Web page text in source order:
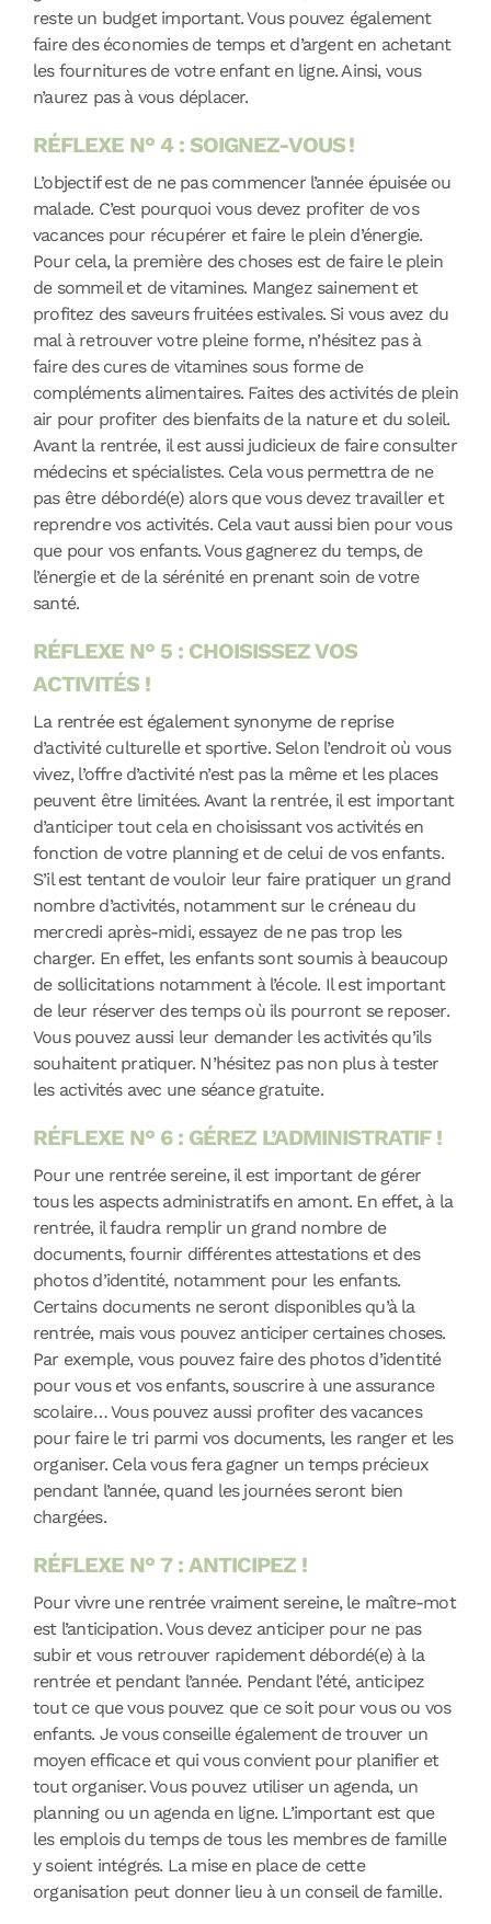
reste un budget important. Vous pouvez également
faire des économies de temps et d’argent en achetant
les fournitures de votre enfant en ligne. Ainsi, vous
n’aurez pas à vous déplacer.
RÉFLEXE N° 4 : SOIGNEZ-VOUS !
L’objectif est de ne pas commencer l’année épuisée ou
malade. C’est pourquoi vous devez profiter de vos
vacances pour récupérer et faire le plein d’énergie.
Pour cela, la première des choses est de faire le plein
de sommeil et de vitamines. Mangez sainement et
profitez des saveurs fruitées estivales. Si vous avez du
mal à retrouver votre pleine forme, n’hésitez pas à
faire des cures de vitamines sous forme de
compléments alimentaires. Faites des activités de plein
air pour profiter des bienfaits de la nature et du soleil.
Avant la rentrée, il est aussi judicieux de faire consulter
médecins et spécialistes. Cela vous permettra de ne
pas être débordé(e) alors que vous devez travailler et
reprendre vos activités. Cela vaut aussi bien pour vous
que pour vos enfants. Vous gagnerez du temps, de
l’énergie et de la sérénité en prenant soin de votre
santé.
RÉFLEXE N° 5 : CHOISISSEZ VOS
ACTIVITÉS !
La rentrée est également synonyme de reprise
d’activité culturelle et sportive. Selon l’endroit où vous
vivez, l’offre d’activité n’est pas la même et les places
peuvent être limitées. Avant la rentrée, il est important
d’anticiper tout cela en choisissant vos activités en
fonction de votre planning et de celui de vos enfants.
S’il est tentant de vouloir leur faire pratiquer un grand
nombre d’activités, notamment sur le créneau du
mercredi après-midi, essayez de ne pas trop les
charger. En effet, les enfants sont soumis à beaucoup
de sollicitations notamment à l’école. Il est important
de leur réserver des temps où ils pourront se reposer.
Vous pouvez aussi leur demander les activités qu’ils
souhaitent pratiquer. N’hésitez pas non plus à tester
les activités avec une séance gratuite.
RÉFLEXE N° 6 : GÉREZ L’ADMINISTRATIF !
Pour une rentrée sereine, il est important de gérer
tous les aspects administratifs en amont. En effet, à la
rentrée, il faudra remplir un grand nombre de
documents, fournir différentes attestations et des
photos d’identité, notamment pour les enfants.
Certains documents ne seront disponibles qu’à la
rentrée, mais vous pouvez anticiper certaines choses.
Par exemple, vous pouvez faire des photos d’identité
pour vous et vos enfants, souscrire à une assurance
scolaire… Vous pouvez aussi profiter des vacances
pour faire le tri parmi vos documents, les ranger et les
organiser. Cela vous fera gagner un temps précieux
pendant l’année, quand les journées seront bien
chargées.
RÉFLEXE N° 7 : ANTICIPEZ !
Pour vivre une rentrée vraiment sereine, le maître-mot
est l’anticipation. Vous devez anticiper pour ne pas
subir et vous retrouver rapidement débordé(e) à la
rentrée et pendant l’année. Pendant l’été, anticipez
tout ce que vous pouvez que ce soit pour vous ou vos
enfants. Je vous conseille également de trouver un
moyen efficace et qui vous convient pour planifier et
tout organiser. Vous pouvez utiliser un agenda, un
planning ou un agenda en ligne. L’important est que
les emplois du temps de tous les membres de famille
y soient intégrés. La mise en place de cette
organisation peut donner lieu à un conseil de famille.